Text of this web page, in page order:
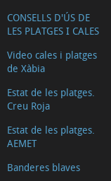
Cable
Construccions
defensives
Els
Molins
de
vent
la
CONSELLS D'ÚS DE
LES PLATGES I CALES
Video cales i platges
de Xàbia
Estat de les platges.
Creu Roja
Estat de les platges.
AEMET
Banderes blaves